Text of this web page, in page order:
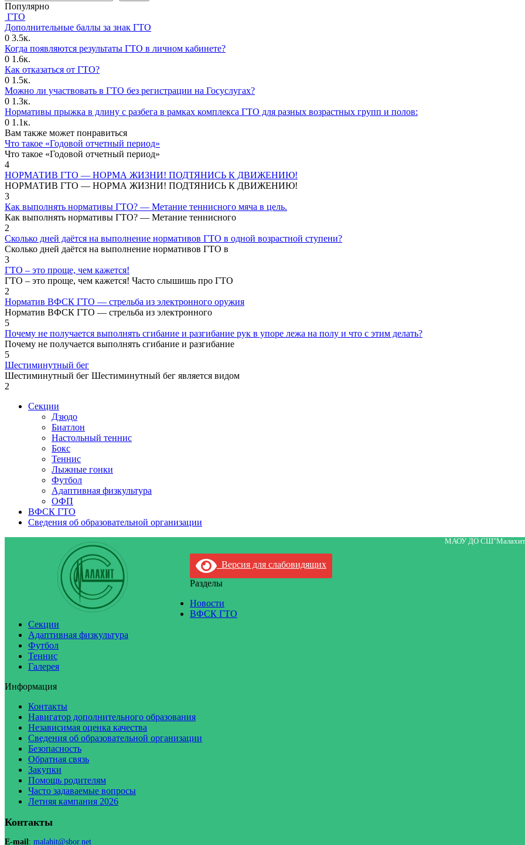
Популярно
ГТО
Дополнительные баллы за знак ГТО
0 3.5к.
Когда появляются результаты ГТО в личном кабинете?
0 1.6к.
Как отказаться от ГТО?
0 1.5к.
Можно ли участвовать в ГТО без регистрации на Госуслугах?
0 1.3к.
Нормативы прыжка в длину с разбега в рамках комплекса ГТО для разных возрастных групп и полов:
0 1.1к.
Вам также может понравиться
Что такое «Годовой отчетный период»
Что такое «Годовой отчетный период»
4
НОРМАТИВ ГТО — НОРМА ЖИЗНИ! ПОДТЯНИСЬ К ДВИЖЕНИЮ!
НОРМАТИВ ГТО — НОРМА ЖИЗНИ! ПОДТЯНИСЬ К ДВИЖЕНИЮ!
3
Как выполнять нормативы ГТО? — Метание теннисного мяча в цель.
Как выполнять нормативы ГТО? — Метание теннисного
2
Сколько дней даётся на выполнение нормативов ГТО в одной возрастной ступени?
Сколько дней даётся на выполнение нормативов ГТО в
3
ГТО – это проще, чем кажется!
ГТО – это проще, чем кажется! Часто слышишь про ГТО
2
Норматив ВФСК ГТО — стрельба из электронного оружия
Норматив ВФСК ГТО — стрельба из электронного
5
Почему не получается выполнять сгибание и разгибание рук в упоре лежа на полу и что с этим делать?
Почему не получается выполнять сгибание и разгибание
5
Шестиминутный бег
Шестиминутный бег Шестиминутный бег является видом
2
Секции
Дзюдо
Биатлон
Настольный теннис
Бокс
Теннис
Лыжные гонки
Футбол
Адаптивная физкультура
ОФП
ВФСК ГТО
Сведения об образовательной организации
МАОУ ДО
Версия для слабовидящих
Разделы
Новости
ВФСК ГТО
Секции
Адаптивная физкультура
Футбол
Теннис
Галерея
Информация
Контакты
Навигатор дополнительного образования
Независимая оценка качества
Сведения об образовательной организации
Безопасность
Обратная связь
Закупки
Помощь родителям
Часто задаваемые вопросы
Летняя кампания 2026
Контакты
E-mail: malahit@sbor.net